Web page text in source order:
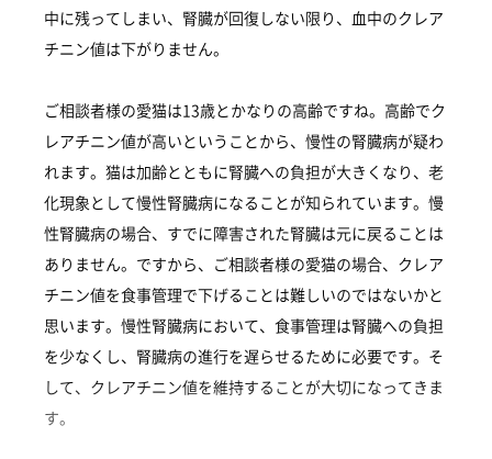
中に残ってしまい、腎臓が回復しない限り、血中のクレア
チニン値は下がりません。
ご相談者様の愛猫は13歳とかなりの高齢ですね。高齢でク
レアチニン値が高いということから、慢性の腎臓病が疑わ
れます。猫は加齢とともに腎臓への負担が大きくなり、老
化現象として慢性腎臓病になることが知られています。慢
性腎臓病の場合、すでに障害された腎臓は元に戻ることは
ありません。ですから、ご相談者様の愛猫の場合、クレア
チニン値を食事管理で下げることは難しいのではないかと
思います。慢性腎臓病において、食事管理は腎臓への負担
を少なくし、腎臓病の進行を遅らせるために必要です。そ
して、クレアチニン値を維持することが大切になってきま
す。